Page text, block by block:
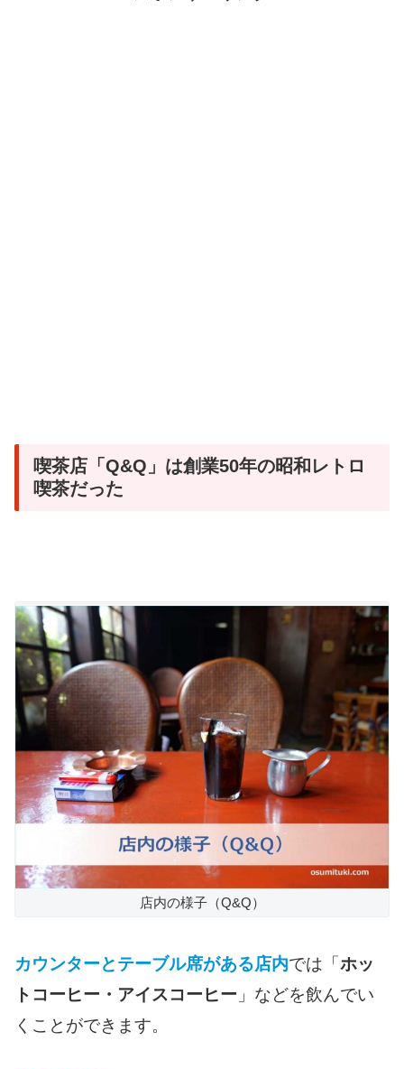
喫茶店「Q&Q」は創業50年の昭和レトロ
喫茶だった
店内の様子（Q&Q）
カウンターとテーブル席がある店内では「ホッ
トコーヒー・アイスコーヒー 」などを飲んでい
くことができます。